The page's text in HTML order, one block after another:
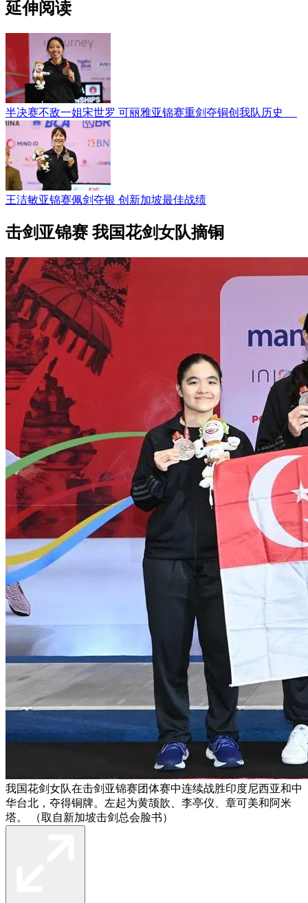
延伸阅读
半决赛不敌一姐宋世罗 可丽雅亚锦赛重剑夺铜创我队历史
王洁敏亚锦赛佩剑夺银 创新加坡最佳战绩
击剑亚锦赛 我国花剑女队摘铜
我国花剑女队在击剑亚锦赛团体赛中连续战胜印度尼西亚和中
华台北，夺得铜牌。左起为黄颉歆、李亭仪、章可美和阿米
塔。 （取自新加坡击剑总会脸书）